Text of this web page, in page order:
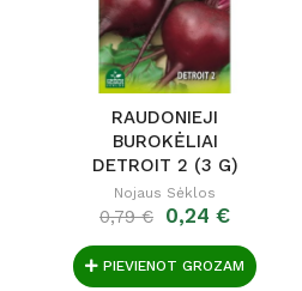
RAUDONIEJI
BUROKĖLIAI
DETROIT 2 (3 G)
Nojaus Sėklos
0,79 € 0,24 €
PIEVIENOT GROZAM